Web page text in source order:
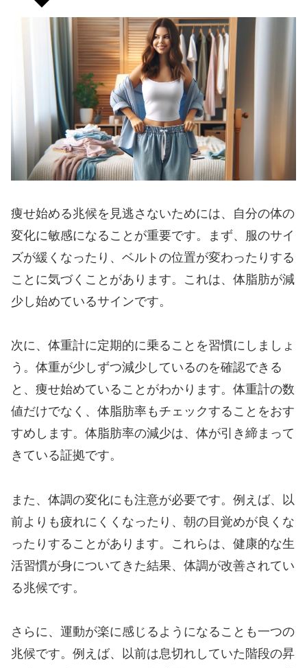
痩せ始める兆候を見逃さないためには、自分の体の
変化に敏感になることが重要です。まず、服のサイ
ズが緩くなったり、ベルトの位置が変わったりする
ことに気づくことがあります。これは、体脂肪が減
少し始めているサインです。
次に、体重計に定期的に乗ることを習慣にしましょ
う。体重が少しずつ減少しているのを確認できる
と、痩せ始めていることがわかります。体重計の数
値だけでなく、体脂肪率もチェックすることをおす
すめします。体脂肪率の減少は、体が引き締まって
きている証拠です。
また、体調の変化にも注意が必要です。例えば、以
前よりも疲れにくくなったり、朝の目覚めが良くな
ったりすることがあります。これらは、健康的な生
活習慣が身についてきた結果、体調が改善されてい
る兆候です。
さらに、運動が楽に感じるようになることも一つの
兆候です。例えば、以前は息切れしていた階段の昇